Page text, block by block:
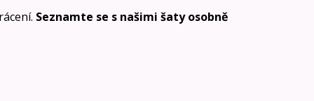
Seznamte se s našimi šaty osobně